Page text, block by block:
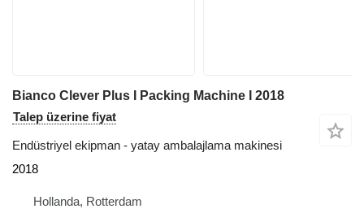
Bianco Clever Plus I Packing Machine I 2018
Talep üzerine fiyat
Endüstriyel ekipman - yatay ambalajlama makinesi
2018
Hollanda, Rotterdam